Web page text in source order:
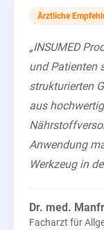
Ärztliche
„INSUMED
und Patienten
strukturierten
aus
Anwendung
Werkzeug in
Dr. med.
Facharzt für